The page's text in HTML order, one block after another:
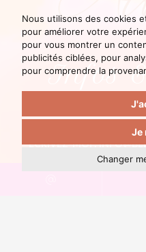
Nous utilisons des cookies
pour améliorer votre
pour vous montrer un
publicités ciblées, pour
pour comprendre la
Je
Changer
Infos &
ÉCRIVEZ-MOI :